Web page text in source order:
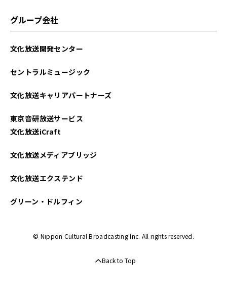
グループ会社
文化放送開発センター
セントラルミュージック
文化放送キャリアパートナーズ
東京音研放送サービス
文化放送iCraft
文化放送メディアブリッジ
文化放送エクステンド
グリーン・ドルフィン
© Nippon Cultural Broadcasting Inc. All rights reserved.
Back to Top